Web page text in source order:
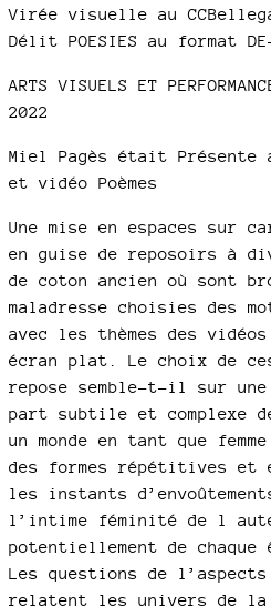
Virée visuelle au
Délit POESIES au format
ARTS VISUELS ET
2022
Miel Pagès était
et vidéo Poèmes
Une mise en espaces sur
en guise de reposoirs à
de coton ancien où sont
maladresse choisies des
avec les thèmes des
écran plat. Le choix de
repose semble-t-il sur
part subtile et complexe
un monde en tant que
des formes répétitives et
les instants
l’intime féminité de l
potentiellement de chaque
Les questions de
relatent les univers de